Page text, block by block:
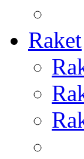
Raket